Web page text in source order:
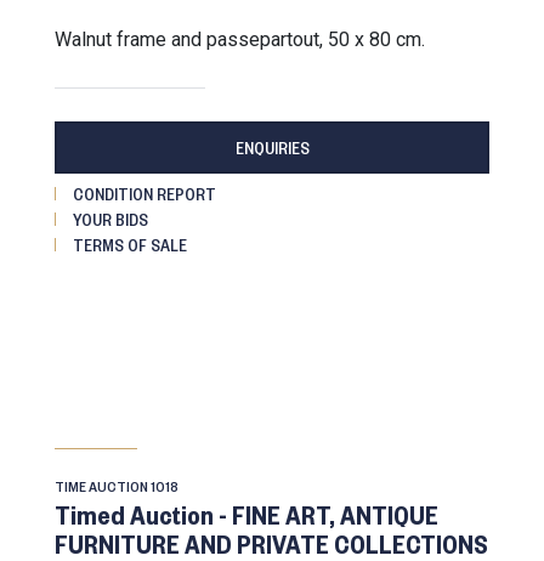
walnut frame and passepartout, 50 x 80 cm.
ENQUIRIES
CONDITION REPORT
YOUR BIDS
TERMS OF SALE
TIME AUCTION1018
Timed Auction - FINE ART, ANTIQUE
FURNITURE AND PRIVATE COLLECTIONS